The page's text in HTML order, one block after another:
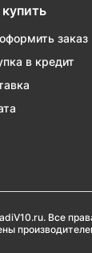
заказ
в кредит
Все